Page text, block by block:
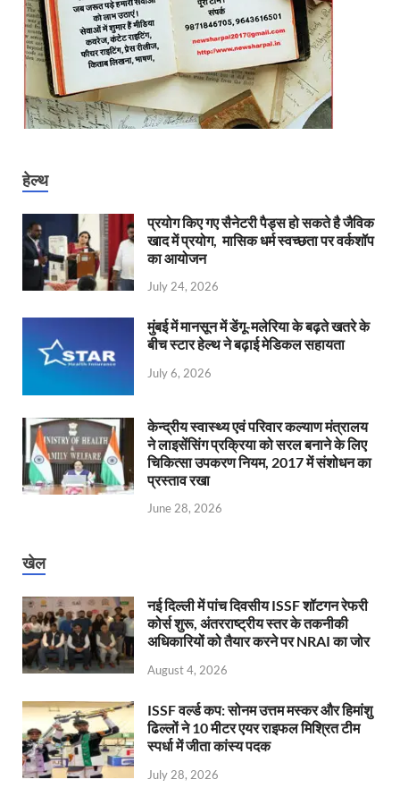
हेल्थ
प्रयोग किए गए सैनेटरी पैड्स हो सकते है जैविक
खाद में प्रयोग, मासिक धर्म स्वच्छता पर वर्कशॉप
का आयोजन
July 24, 2026
मुंबई में मानसून में डेंगू-मलेरिया के बढ़ते खतरे के
बीच स्टार हेल्थ ने बढ़ाई मेडिकल सहायता
July 6, 2026
केन्‍द्रीय स्वास्थ्य एवं परिवार कल्याण मंत्रालय
ने लाइसेंसिंग प्रक्रिया को सरल बनाने के लिए
चिकित्सा उपकरण नियम, 2017 में संशोधन का
प्रस्ताव रखा
June 28, 2026
खेल
नई दिल्ली में पांच दिवसीय ISSF शॉटगन रेफरी
कोर्स शुरू, अंतरराष्ट्रीय स्तर के तकनीकी
अधिकारियों को तैयार करने पर NRAI का जोर
August 4, 2026
ISSF वर्ल्ड कप: सोनम उत्तम मस्कर और हिमांशु
ढिल्लों ने 10 मीटर एयर राइफल मिश्रित टीम
स्पर्धा में जीता कांस्य पदक
July 28, 2026